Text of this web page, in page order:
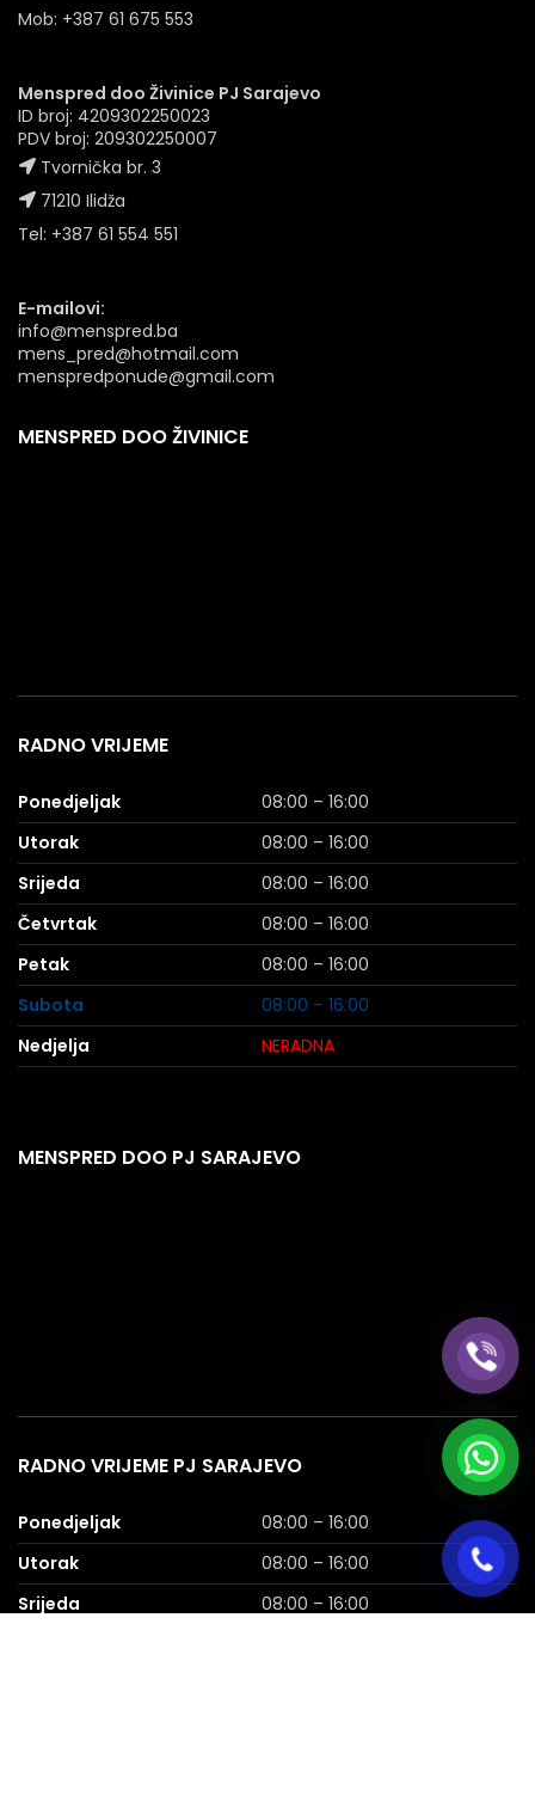
Mob: +387 61 675 553
Menspred doo Živinice PJ Sarajevo
ID broj: 4209302250023
PDV broj: 209302250007
Tvornička br. 3
71210 Ilidža
Tel: +387 61 554 551
E-mailovi:
info@menspred.ba
mens_pred@hotmail.com
menspredponude@gmail.com
MENSPRED DOO ŽIVINICE
RADNO VRIJEME
Ponedjeljak
08:00 – 16:00
Utorak
08:00 – 16:00
Srijeda
08:00 – 16:00
Četvrtak
08:00 – 16:00
Petak
08:00 – 16:00
Subota
08:00 – 16:00
Nedjelja
NERADNA
MENSPRED DOO PJ SARAJEVO
RADNO VRIJEME PJ SARAJEVO
Ponedjeljak
08:00 – 16:00
Utorak
08:00 – 16:00
Srijeda
08:00 – 16:00